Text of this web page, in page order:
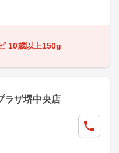
10歳以上150g
ラザ堺中央店